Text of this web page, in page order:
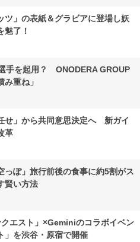
ツ」の表紙＆グラビアに登場し妖
魅了！
手を起用？ ONODERA GROUP
み重ね」
せ」から共同意思決定へ 新ガイ
革
っぽ」旅行前後の食事に約5割がス
賢い方法
エスト」×Geminiのコラボイベン
」を渋谷・原宿で開催